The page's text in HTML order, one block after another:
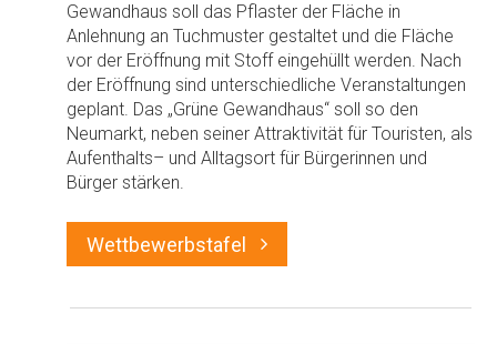
Gewandhaus soll das Pflaster der Fläche in
Anlehnung an Tuchmuster gestaltet und die Fläche
vor der Eröffnung mit Stoff eingehüllt werden. Nach
der Eröffnung sind unterschiedliche Veranstaltungen
geplant. Das „Grüne Gewandhaus“ soll so den
Neumarkt, neben seiner Attraktivität für Touristen, als
Aufenthalts– und Alltagsort für Bürgerinnen und
Bürger stärken.
Wettbewerbstafel